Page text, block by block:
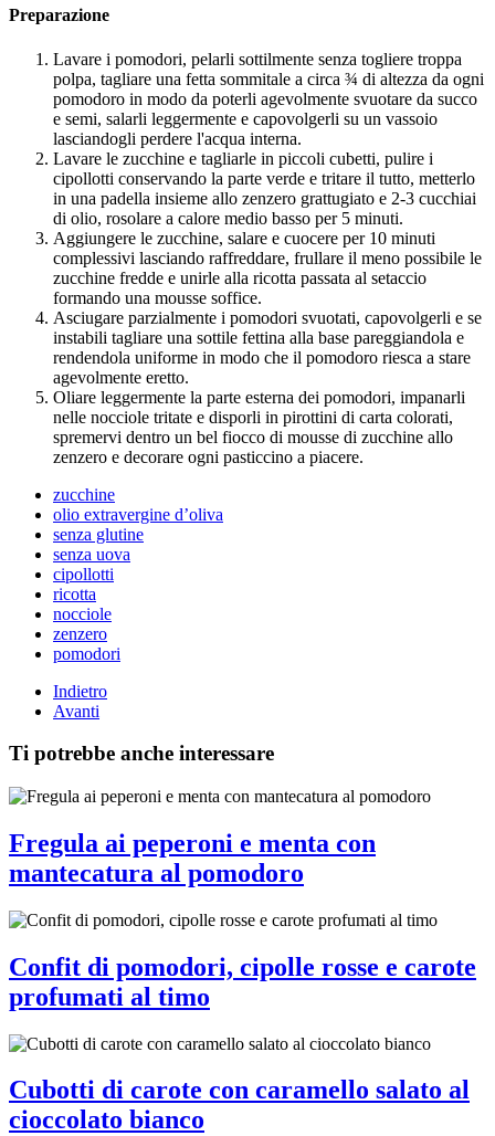
Preparazione
Lavare i pomodori, pelarli sottilmente senza togliere troppa
polpa, tagliare una fetta sommitale a circa ¾ di altezza da ogni
pomodoro in modo da poterli agevolmente svuotare da succo
e semi, salarli leggermente e capovolgerli su un vassoio
lasciandogli perdere l'acqua interna.
Lavare le zucchine e tagliarle in piccoli cubetti, pulire i
cipollotti conservando la parte verde e tritare il tutto, metterlo
in una padella insieme allo zenzero grattugiato e 2-3 cucchiai
di olio, rosolare a calore medio basso per 5 minuti.
Aggiungere le zucchine, salare e cuocere per 10 minuti
complessivi lasciando raffreddare, frullare il meno possibile le
zucchine fredde e unirle alla ricotta passata al setaccio
formando una mousse soffice.
Asciugare parzialmente i pomodori svuotati, capovolgerli e se
instabili tagliare una sottile fettina alla base pareggiandola e
rendendola uniforme in modo che il pomodoro riesca a stare
agevolmente eretto.
Oliare leggermente la parte esterna dei pomodori, impanarli
nelle nocciole tritate e disporli in pirottini di carta colorati,
spremervi dentro un bel fiocco di mousse di zucchine allo
zenzero e decorare ogni pasticcino a piacere.
zucchine
olio extravergine d’oliva
senza glutine
senza uova
cipollotti
ricotta
nocciole
zenzero
pomodori
Indietro
Avanti
Ti potrebbe anche interessare
Fregula ai peperoni e menta con
mantecatura al pomodoro
Confit di pomodori, cipolle rosse e carote
profumati al timo
Cubotti di carote con caramello salato al
cioccolato bianco